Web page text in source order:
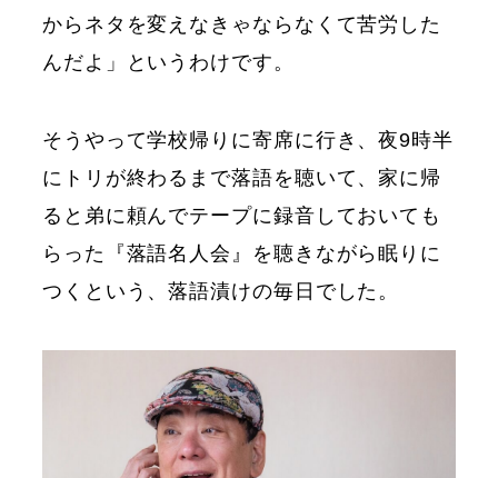
からネタを変えなきゃならなくて苦労した
んだよ」というわけです。
そうやって学校帰りに寄席に行き、夜9時半
にトリが終わるまで落語を聴いて、家に帰
ると弟に頼んでテープに録音しておいても
らった『落語名人会』を聴きながら眠りに
つくという、落語漬けの毎日でした。